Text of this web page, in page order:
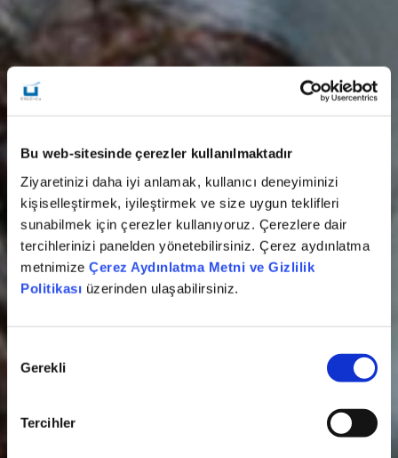
Bu web-sitesinde çerezler kullanılmaktadır
Ziyaretinizi daha iyi anlamak, kullanıcı deneyiminizi
kişiselleştirmek, iyileştirmek ve size uygun teklifleri
sunabilmek için çerezler kullanıyoruz. Çerezlere dair
tercihlerinizi panelden yönetebilirsiniz. Çerez aydınlatma
metnimize Çerez Aydınlatma Metni ve Gizlilik
Politikası üzerinden ulaşabilirsiniz.
Onay
Seçimi
Gerekli
Tercihler